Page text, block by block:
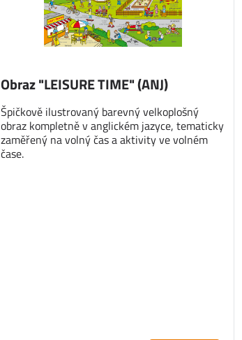
Obraz "LEISURE TIME" (ANJ)
Špičkově ilustrovaný barevný velkoplošný
obraz kompletně v anglickém jazyce, tematicky
zaměřený na volný čas a aktivity ve volném
čase.